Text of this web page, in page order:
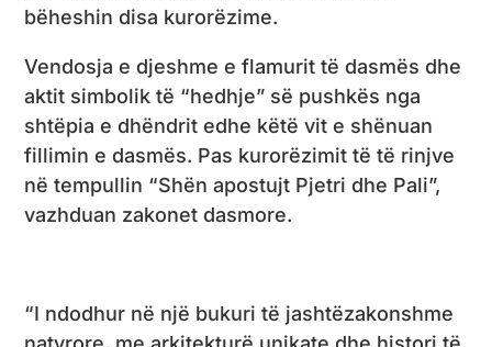
bëheshin disa kurorëzime.
Vendosja e djeshme e flamurit të dasmës dhe
aktit simbolik të “hedhje” së pushkës nga
shtëpia e dhëndrit edhe këtë vit e shënuan
fillimin e dasmës. Pas kurorëzimit të të rinjve
në tempullin “Shën apostujt Pjetri dhe Pali”,
vazhduan zakonet dasmore.
“I ndodhur në një bukuri të jashtëzakonshme